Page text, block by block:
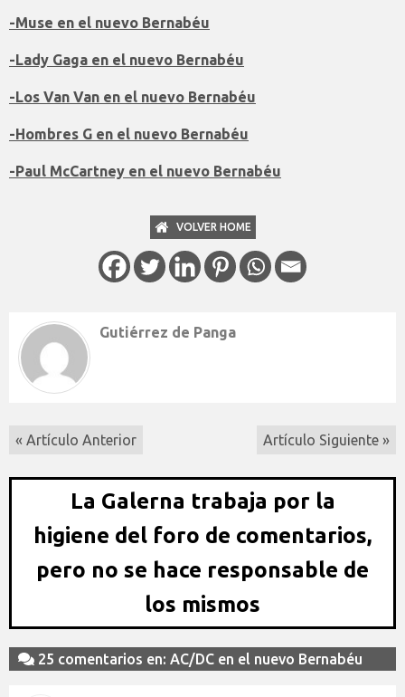
-Muse en el nuevo Bernabéu
-Lady Gaga en el nuevo Bernabéu
-Los Van Van en el nuevo Bernabéu
-Hombres G en el nuevo Bernabéu
-Paul McCartney en el nuevo Bernabéu
VOLVER HOME
Gutiérrez de Panga
« Artículo Anterior Artículo Siguiente »
La Galerna trabaja por la
higiene del foro de comentarios,
pero no se hace responsable de
los mismos
25 comentarios en: AC/DC en el nuevo Bernabéu